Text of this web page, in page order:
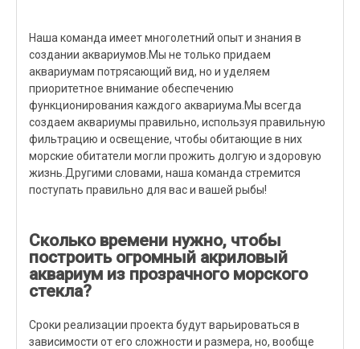
Наша команда имеет многолетний опыт и знания в
создании аквариумов.Мы не только придаем
аквариумам потрясающий вид, но и уделяем
приоритетное внимание обеспечению
функционирования каждого аквариума.Мы всегда
создаем аквариумы правильно, используя правильную
фильтрацию и освещение, чтобы обитающие в них
морские обитатели могли прожить долгую и здоровую
жизнь.Другими словами, наша команда стремится
поступать правильно для вас и вашей рыбы!
Сколько времени нужно, чтобы
построить огромный акриловый
аквариум из прозрачного морского
стекла?
Сроки реализации проекта будут варьироваться в
зависимости от его сложности и размера, но, вообще